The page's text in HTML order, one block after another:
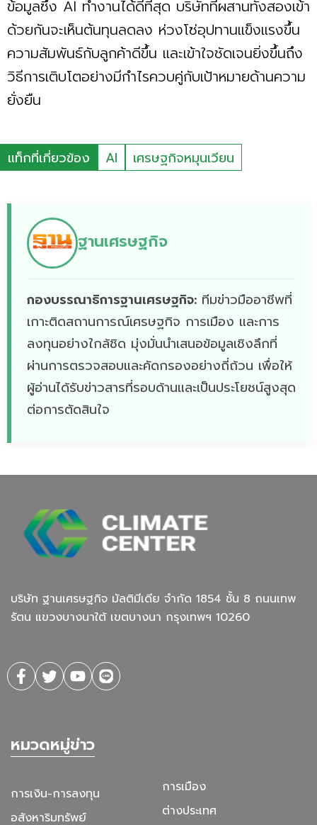
ข้อมูลซึ่ง AI ทำงานได้ดีที่สุด บริษัทที่ผสานทั้งสองเข้า
ด้วยกันจะเห็นต้นทุนลดลง ห่วงโซ่อุปทานแข็งแรงขึ้น
ความสัมพันธ์กับลูกค้าดีขึ้น และเข้าใจชัดเจนยิ่งขึ้นถึง
วิธีการเติบโตอย่างมีกำไรควบคู่กับเป้าหมายด้านความ
ยั่งยืน
แท็กที่เกี่ยวข้อง AI เศรษฐกิจหมุนเวียน
ฐานเศรษฐกิจ
กองบรรณาธิการฐานเศรษฐกิจ: ทีมข่าวมืออาชีพที่
เกาะติดสถานการณ์เศรษฐกิจ การเมือง และการ
ลงทุนอย่างใกล้ชิด มุ่งมั่นนำเสนอข้อมูลเชิงลึกที่
ผ่านการตรวจสอบและคัดกรองอย่างถี่ถ้วน เพื่อให้
ผู้อ่านได้รับข่าวสารที่รอบด้านและเป็นประโยชน์สูงสุด
ต่อการตัดสินใจ
บริษัท ฐานเศรษฐกิจ มัลติมีเดีย จํากัด 1854 ชั้น 8 ถนนเทพ
รัตน แขวงบางนาใต้ เขตบางนา กรุงเทพฯ 10260
หมวดหมู่ข่าว
การเงิน-การลงทุน
อสังหาริมทรัพย์
การเมือง
ต่างประเทศ